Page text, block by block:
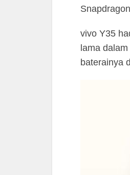
vivo Y35
lama
baterainya